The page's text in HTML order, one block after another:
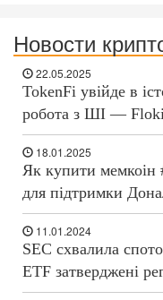
Новости
22.05.2025
TokenFi увійде в
робота з ШІ —
18.01.2025
Як купити мемкоін
для підтримки
11.01.2024
SEC схвалила
ETF затверджені